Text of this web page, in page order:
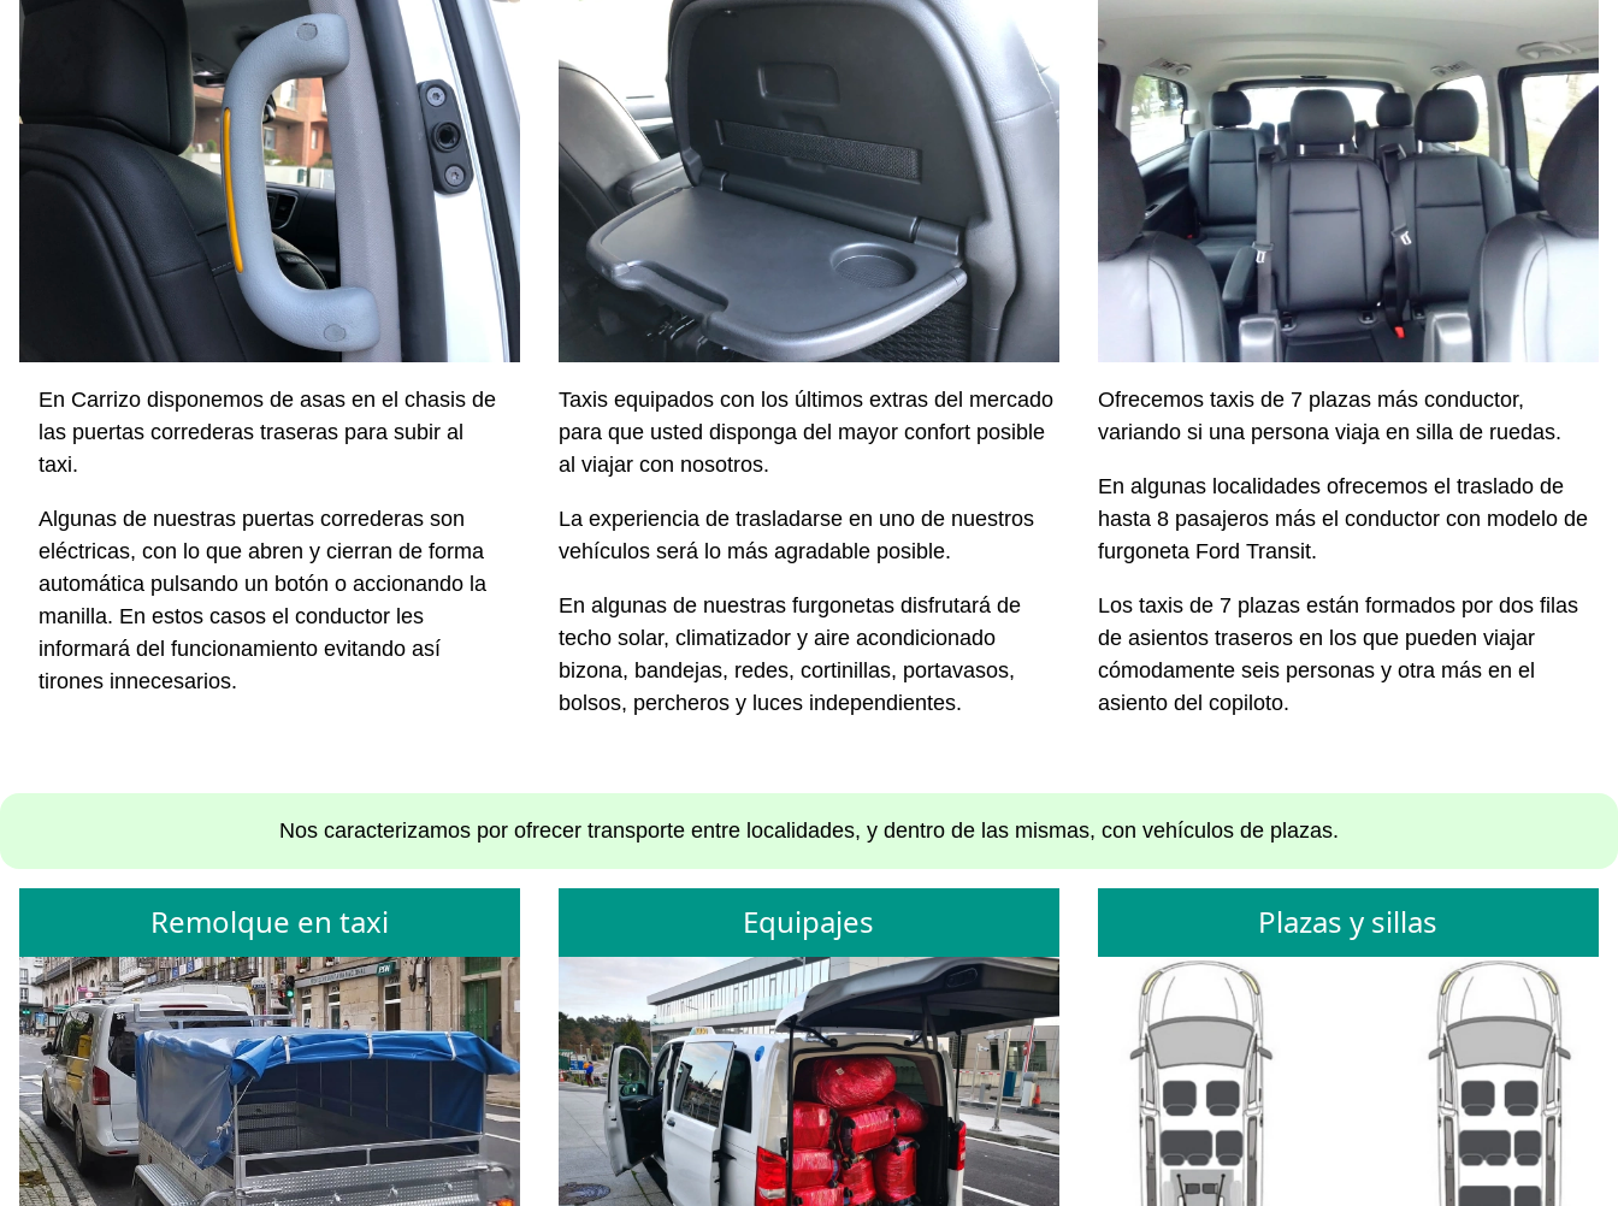
En Carrizo disponemos de asas en el chasis de
las puertas correderas traseras para subir al
taxi.
Algunas de nuestras puertas correderas son
eléctricas, con lo que abren y cierran de forma
automática pulsando un botón o accionando la
manilla. En estos casos el conductor les
informará del funcionamiento evitando así
tirones innecesarios.
Taxis equipados con los últimos extras del mercado
para que usted disponga del mayor confort posible
al viajar con nosotros.
La experiencia de trasladarse en uno de nuestros
vehículos será lo más agradable posible.
En algunas de nuestras furgonetas disfrutará de
techo solar, climatizador y aire acondicionado
bizona, bandejas, redes, cortinillas, portavasos,
bolsos, percheros y luces independientes.
Ofrecemos taxis de 7 plazas más conductor,
variando si una persona viaja en silla de ruedas.
En algunas localidades ofrecemos el traslado de
hasta 8 pasajeros más el conductor con modelo de
furgoneta Ford Transit.
Los taxis de 7 plazas están formados por dos filas
de asientos traseros en los que pueden viajar
cómodamente seis personas y otra más en el
asiento del copiloto.
Nos caracterizamos por ofrecer transporte entre localidades, y dentro de las mismas, con vehículos de plazas.
Remolque en taxi Equipajes Plazas y sillas